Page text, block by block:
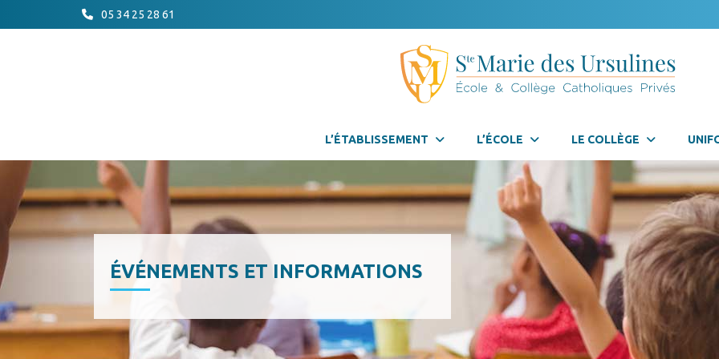
05 34 25 28 61
L’ÉTABLISSEMENT L’ÉCOLE LE COLLÈGE
ÉVÉNEMENTS ET INFORMATIONS